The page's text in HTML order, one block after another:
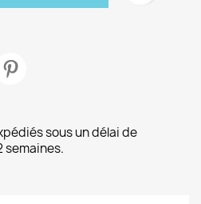
sous un délai de
semaines.